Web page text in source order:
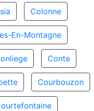
Colonne
En-Montagne
Conte
Courbouzon